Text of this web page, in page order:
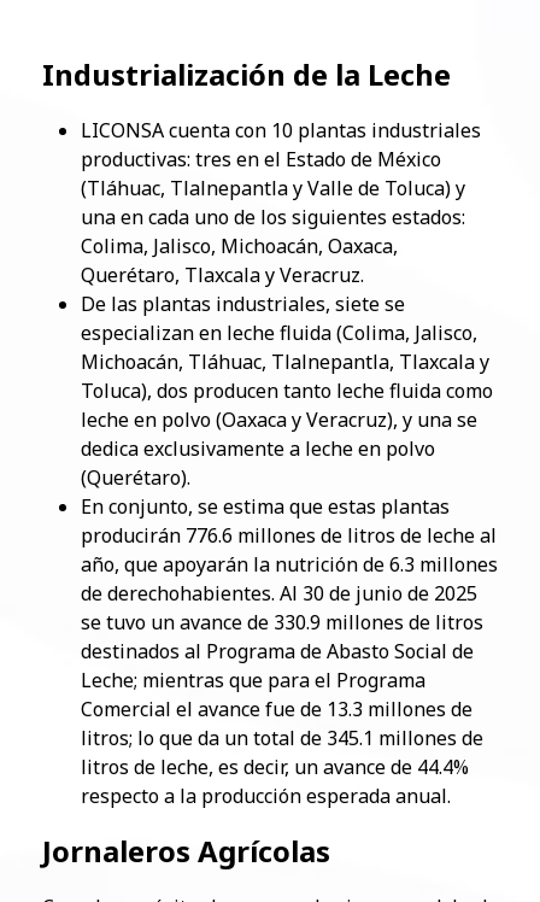
Industrialización de la Leche
​LICONSA cuenta con 10 plantas industriales
productivas: tres en el Estado de México
(Tláhuac, Tlalnepantla y Valle de Toluca) y
una en cada uno de los siguientes estados:
Colima, Jalisco, Michoacán, Oaxaca,
Querétaro, Tlaxcala y Veracruz.
De las plantas industriales, siete se
especializan en leche fluida (Colima, Jalisco,
Michoacán, Tláhuac, Tlalnepantla, Tlaxcala y
Toluca), dos producen tanto leche fluida como
leche en polvo (Oaxaca y Veracruz), y una se
dedica exclusivamente a leche en polvo
(Querétaro).
En conjunto, se estima que estas plantas
producirán 776.6 millones de litros de leche al
año, que apoyarán la nutrición de 6.3 millones
de derechohabientes. Al 30 de junio de 2025
se tuvo un avance de 330.9 millones de litros
destinados al Programa de Abasto Social de
Leche; mientras que para el Programa
Comercial el avance fue de 13.3 millones de
litros; lo que da un total de 345.1 millones de
litros de leche, es decir, un avance de 44.4%
respecto a la producción esperada anual.
Jornaleros Agrícolas